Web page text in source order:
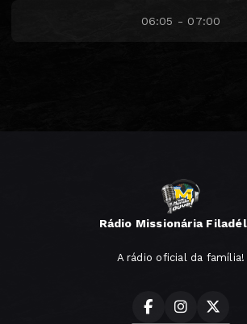
06:05 - 07:00
Rádio Missionária
A rádio oficial da família!